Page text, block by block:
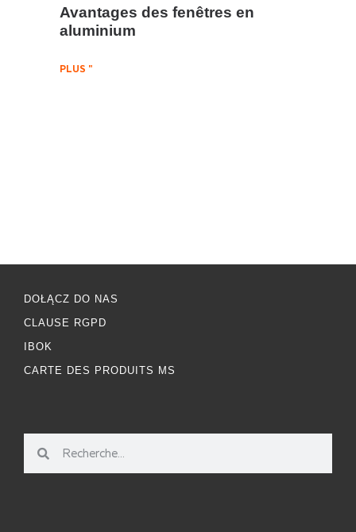
Avantages des fenêtres en
aluminium
PLUS "
DOŁĄCZ DO NAS
CLAUSE RGPD
IBOK
CARTE DES PRODUITS MS